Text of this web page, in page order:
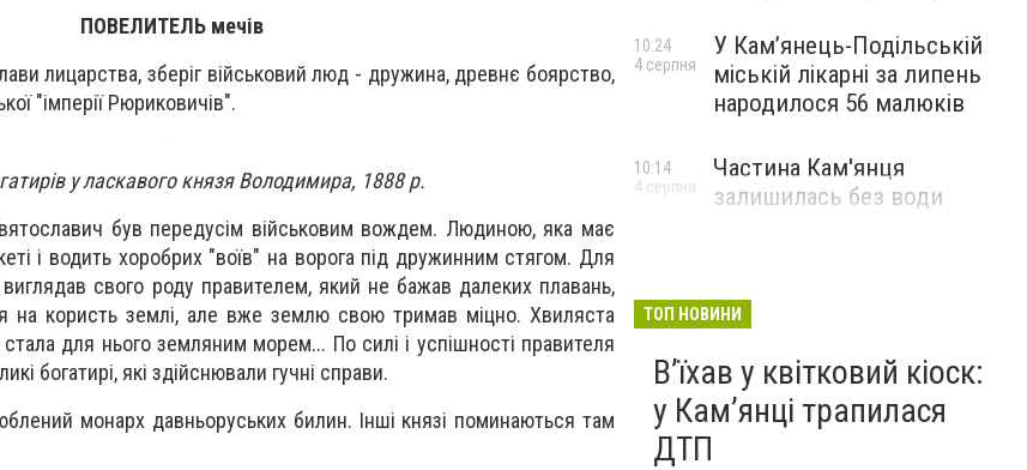
ПОВЕЛИТЕЛЬ мечів
лицарства, зберіг військовий люд - дружина, древнє боярство,
"імперії Рюриковичів".
у ласкавого князя Володимира, 1888 р.
був передусім військовим вождем. Людиною, яка має
і водить хоробрих "воїв" на ворога під дружинним стягом. Для
свого роду правителем, який не бажав далеких плавань,
на користь землі, але вже землю свою тримав міцно. Хвиляста
стала для нього земляним морем... По силі і успішності правителя
богатирі, які здійснювали гучні справи.
монарх давньоруських билин. Інші князі поминаються там
У Кам’янець-Подільській
міській лікарні за липень
народилося 56 малюків
10:24
4 серпня
Частина Кам'янця
залишилась без води
10:14
4 серпня
ТОП НОВИНИ
Вʼїхав у квітковий кіоск:
у Камʼянці трапилася
ДТП